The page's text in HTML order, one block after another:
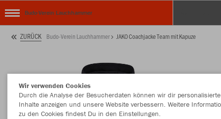
Budo-Verein Lauchhammer
ZURÜCK Budo-Verein Lauchhammer JAKO Coachjacke Team mit Kapuze
Wir verwenden Cookies
Durch die Analyse der Besucherdaten können wir dir personalisierte
Inhalte anzeigen und unsere Website verbessern. Weitere
zu den Cookies findest Du in den Einstellungen.